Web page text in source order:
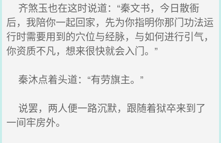
齐煞玉也在这时说道：“秦文书，今日散衙
后，我陪你一起回家，先为你指明你那门功法运
行时需要用到的穴位与经脉，与如何进行引气，
你资质不凡，想来很快就会入门。”
秦沐点着头道：“有劳旗主。”
说罢，两人便一路沉默，跟随着狱卒来到了
一间牢房外。